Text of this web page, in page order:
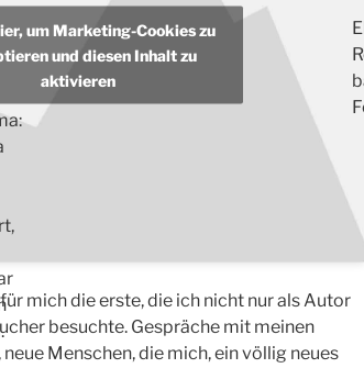
um Marketing-Cookies zu
und diesen Inhalt zu
aktivieren
mich die erste, die ich nicht nur als Autor
besuchte. Gespräche mit meinen
Menschen, die mich, ein völlig neues